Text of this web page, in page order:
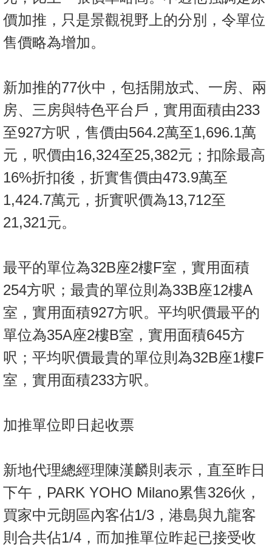
價加推，只是景觀視野上的分別，令單位
售價略為增加。
新加推的77伙中，包括開放式、一房、兩
房、三房與特色平台戶，實用面積由233
至927方呎，售價由564.2萬至1,696.1萬
元，呎價由16,324至25,382元；扣除最高
16%折扣後，折實售價由473.9萬至
1,424.7萬元，折實呎價為13,712至
21,321元。
最平的單位為32B座2樓F室，實用面積
254方呎；最貴的單位則為33B座12樓A
室，實用面積927方呎。平均呎價最平的
單位為35A座2樓B室，實用面積645方
呎；平均呎價最貴的單位則為32B座1樓F
室，實用面積233方呎。
加推單位即日起收票
新地代理總經理陳漢麟則表示，直至昨日
下午，PARK YOHO Milano累售326伙，
買家中元朗區內客佔1/3，港島與九龍客
則合共佔1/4，而加推單位昨起已接受收